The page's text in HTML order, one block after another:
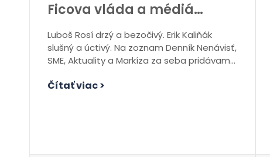
Ficova vláda a médiá…
Luboš Rosí drzý a bezočivý. Erik Kaliňák
slušný a úctivý. Na zoznam Denník Nenávisť,
SME, Aktuality a Markíza za seba pridávam
Čítať viac >